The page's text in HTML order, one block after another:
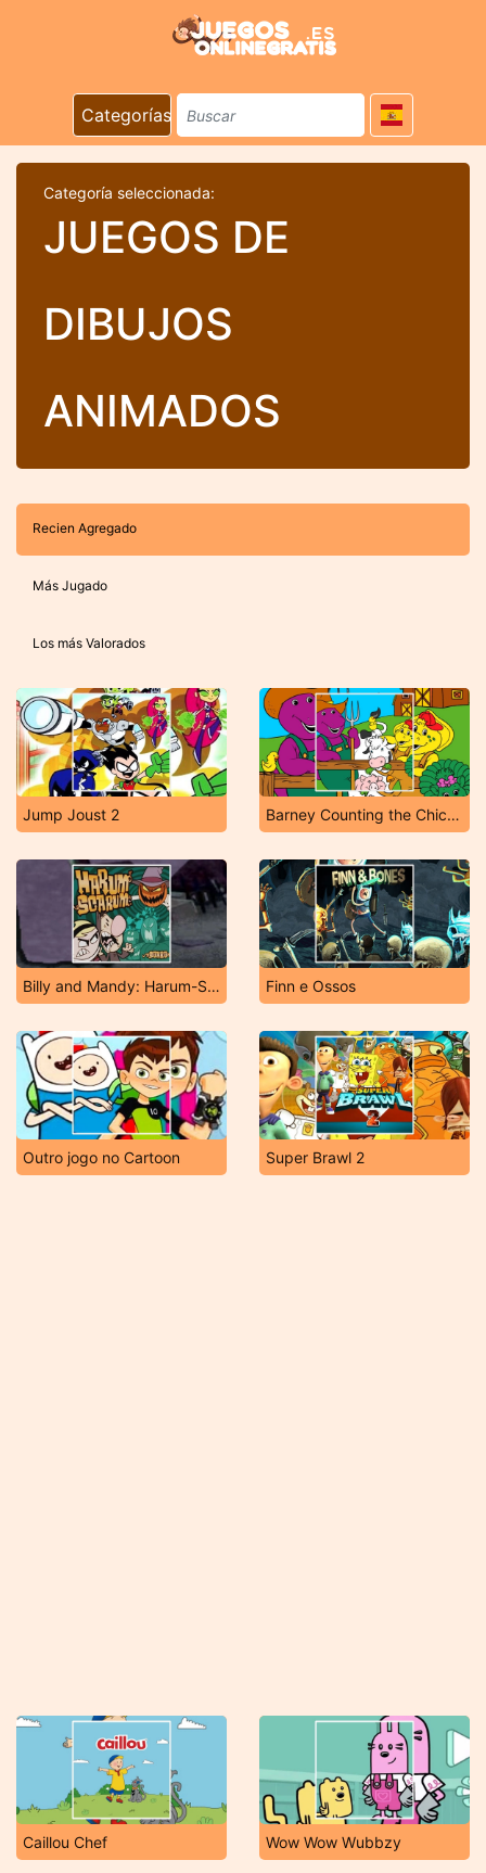
Categorías
Categoría seleccionada:
JUEGOS DE
DIBUJOS
ANIMADOS
Recien Agregado
Más Jugado
Los más Valorados
Jump Joust 2 Barney Counting the Chickens
Billy and Mandy: Harum-Scarum Finn e Ossos
Outro jogo no Cartoon Super Brawl 2
Caillou Chef Wow Wow Wubbzy